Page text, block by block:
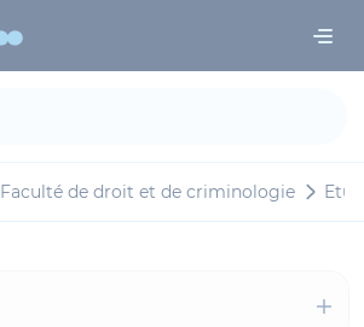
Faculté de droit et de criminologie